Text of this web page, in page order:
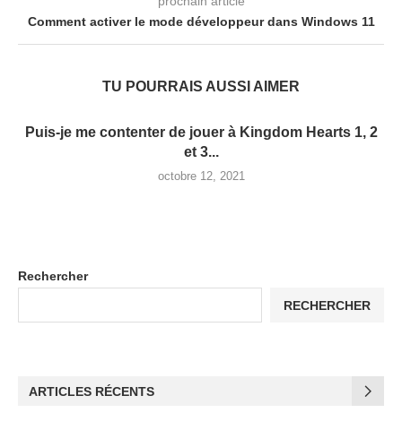
Comment activer le mode développeur dans Windows 11
TU POURRAIS AUSSI AIMER
Puis-je me contenter de jouer à Kingdom Hearts 1, 2
et 3...
octobre 12, 2021
Rechercher
RECHERCHER
ARTICLES RÉCENTS